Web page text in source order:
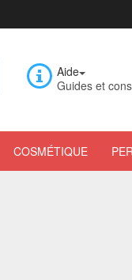
Aide
Guides et
COSMÉTIQUE